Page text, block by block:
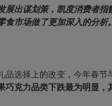
展出谋划策，凯度消费者指
市场做了更加深入的分析。
品选择上的改变，今年春节
巧克力品类下跌最为明显，